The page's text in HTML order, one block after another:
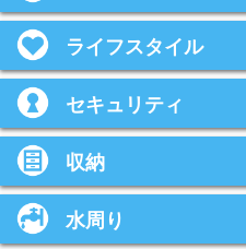
ライフスタイル
セキュリティ
収納
水周り